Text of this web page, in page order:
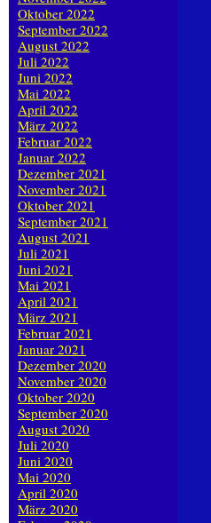
Oktober 2022
September 2022
August 2022
Juli 2022
Juni 2022
Mai 2022
April 2022
März 2022
Februar 2022
Januar 2022
Dezember 2021
November 2021
Oktober 2021
September 2021
August 2021
Juli 2021
Juni 2021
Mai 2021
April 2021
März 2021
Februar 2021
Januar 2021
Dezember 2020
November 2020
Oktober 2020
September 2020
August 2020
Juli 2020
Juni 2020
Mai 2020
April 2020
März 2020